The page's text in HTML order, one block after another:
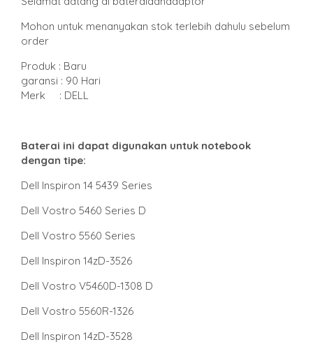
Mohon untuk menanyakan stok terlebih dahulu sebelum
order
Produk : Baru
garansi : 90 Hari
Merk : DELL
Baterai ini dapat digunakan untuk notebook
dengan tipe:
Dell Inspiron 14 5439 Series
Dell Vostro 5460 Series D
Dell Vostro 5560 Series
Dell Inspiron 14zD-3526
Dell Vostro V5460D-1308 D
Dell Vostro 5560R-1326
Dell Inspiron 14zD-3528